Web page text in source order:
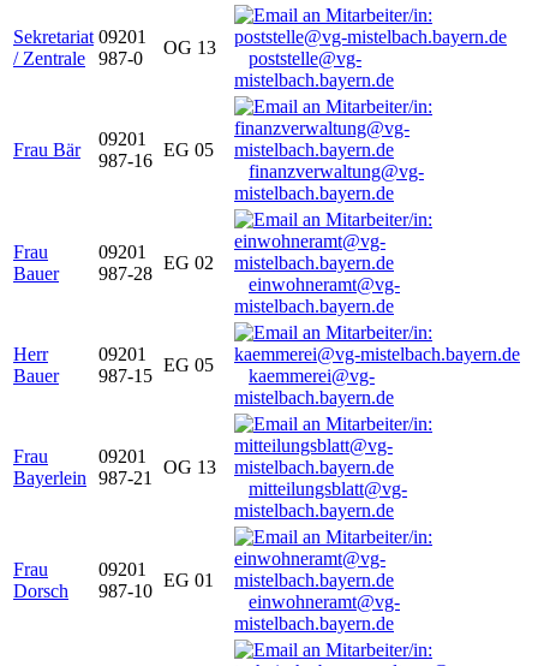
Sekretariat
/ Zentrale
09201
987-0
OG 13
poststelle@vg-
mistelbach.bayern.de
Frau Bär
09201
987-16
EG 05
finanzverwaltung@vg-
mistelbach.bayern.de
Frau
Bauer
09201
987-28
EG 02
einwohneramt@vg-
mistelbach.bayern.de
Herr
Bauer
09201
987-15
EG 05
kaemmerei@vg-
mistelbach.bayern.de
Frau
Bayerlein
09201
987-21
OG 13
mitteilungsblatt@vg-
mistelbach.bayern.de
Frau
Dorsch
09201
987-10
EG 01
einwohneramt@vg-
mistelbach.bayern.de